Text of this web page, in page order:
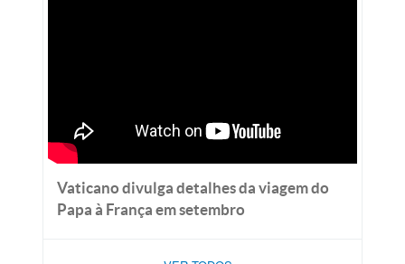
Vaticano divulga detalhes da viagem do
Papa à França em setembro